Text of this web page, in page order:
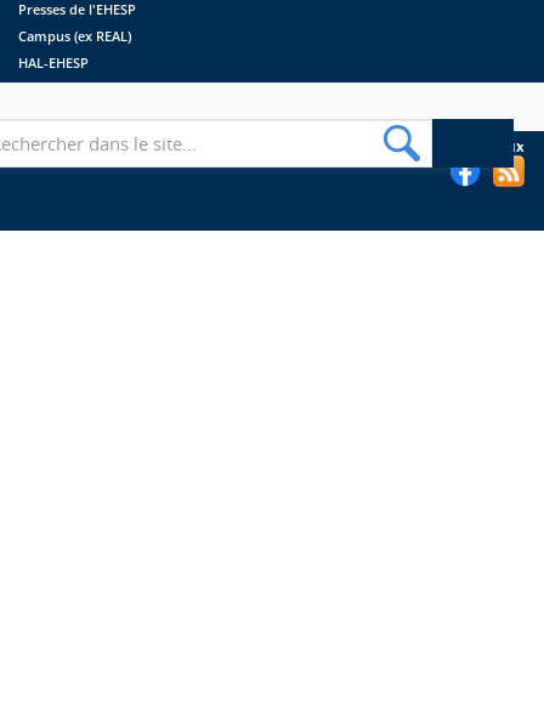
Presses de l'EHESP
Campus (ex REAL)
HAL-EHESP
Suivez les bibliothèques de l'EHESP sur les réseaux sociaux